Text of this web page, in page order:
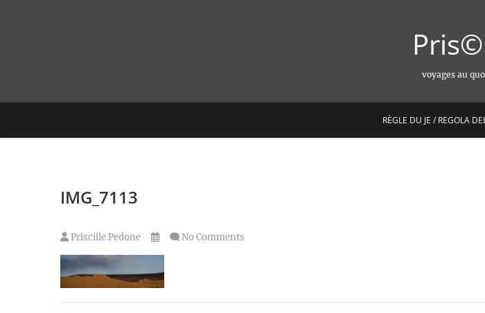
voyages au
RÈGLE DU JE / REGOLA
IMG_7113
Priscille Pedone No Comments